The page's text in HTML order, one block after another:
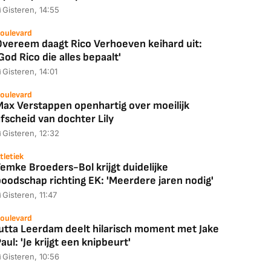
Gisteren, 14:55
daagt Rico Verhoeven keihard uit:
Rico die alles bepaalt'
Gisteren, 14:01
Verstappen openhartig over moeilijk
van dochter Lily
Gisteren, 12:32
Broeders-Bol krijgt duidelijke
richting EK: 'Meerdere jaren nodig'
Gisteren, 11:47
Leerdam deelt hilarisch moment met Jake
'Je krijgt een knipbeurt'
Gisteren, 10:56